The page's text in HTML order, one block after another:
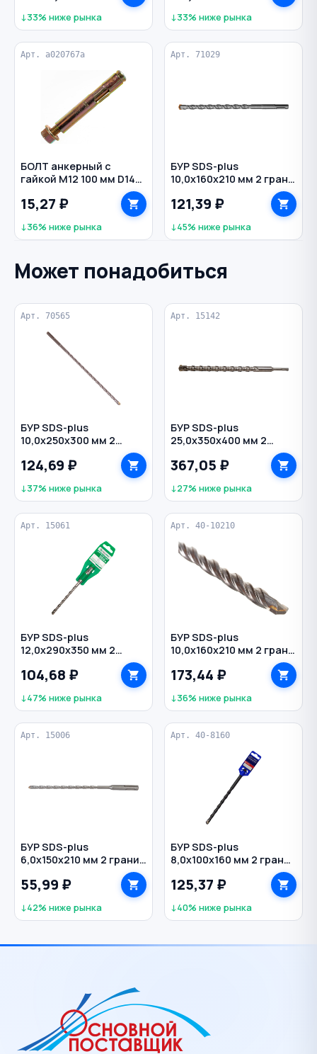
↓33% ниже рынка ↓33% ниже рынка
Арт. a020767a
БОЛТ анкерный с
гайкой M12 100 мм D14
15,27 ₽
↓36% ниже рынка
Арт. 71029
БУР SDS-plus
10,0х160х210 мм 2 грани
121,39 ₽
↓45% ниже рынка
Может понадобиться
Арт. 70565
БУР SDS-plus
10,0х250х300 мм 2
СИБРТЕХ
124,69 ₽
↓37% ниже рынка
Арт. 15142
БУР SDS-plus
25,0х350х400 мм 2
РЕЗОЛЮКС
367,05 ₽
↓27% ниже рынка
Арт. 15061
БУР SDS-plus
12,0х290х350 мм 2
РЕЗОЛЮКС
104,68 ₽
↓47% ниже рынка
Арт. 40-10210
БУР SDS-plus
10,0х160х210 мм 2 грани
по бетону Profi CUTOP
173,44 ₽
↓36% ниже рынка
Арт. 15006
БУР SDS-plus
6,0х150х210 мм 2 грани
по бетону РЕЗОЛЮКС
55,99 ₽
↓42% ниже рынка
Арт. 40-8160
БУР SDS-plus
8,0х100х160 мм 2 грани
по бетону Profi CUTOP
125,37 ₽
↓40% ниже рынка